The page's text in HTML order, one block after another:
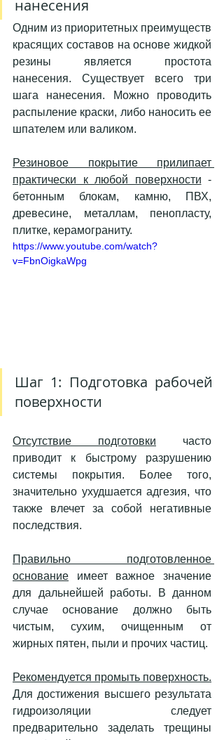
нанесения
Одним из приоритетных преимуществ
красящих составов на основе жидкой
резины является простота
нанесения. Существует всего три
шага нанесения. Можно проводить
распыление краски, либо наносить ее
шпателем или валиком.
Резиновое покрытие прилипает
практически к любой поверхности -
бетонным блокам, камню, ПВХ,
древесине, металлам, пенопласту,
плитке, керамограниту.
https://www.youtube.com/watch?
v=FbnOigkaWpg
Шаг 1: Подготовка рабочей
поверхности
Отсутствие подготовки часто
приводит к быстрому разрушению
системы покрытия. Более того,
значительно ухудшается адгезия, что
также влечет за собой негативные
последствия.
Правильно подготовленное
основание имеет важное значение
для дальнейшей работы. В данном
случае основание должно быть
чистым, сухим, очищенным от
жирных пятен, пыли и прочих частиц.
Рекомендуется промыть поверхность.
Для достижения высшего результата
гидроизоляции следует
предварительно заделать трещины